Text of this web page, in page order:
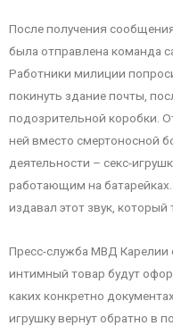
После получения
была отправлена команда
Работники милиции
покинуть здание почты,
подозрительной коробки.
ней вместо смертоносной
деятельности – секс-
работающим на
издавал этот звук, который
Пресс-служба МВД Карелии
интимный товар будут
каких конкретно
игрушку вернут обратно в